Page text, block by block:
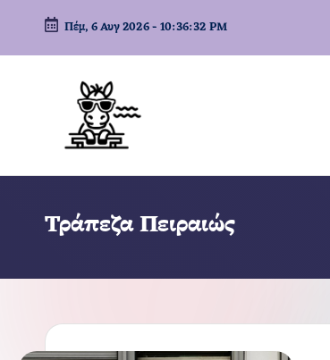
περιεχόμενο
Πέμ, 6 Αυγ 2026 - 10:36:33 PM
Τράπεζα Πειραιώς